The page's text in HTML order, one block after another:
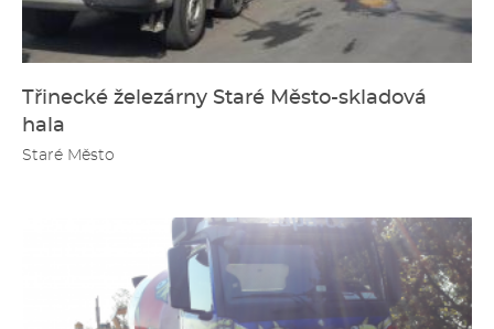
Třinecké železárny Staré Město-skladová
hala
Staré Město